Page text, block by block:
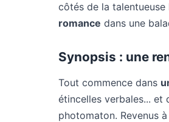
côtés de la talentueuse
romance dans une
Synopsis : une
Tout commence dans
étincelles verbales... et
photomaton. Revenus